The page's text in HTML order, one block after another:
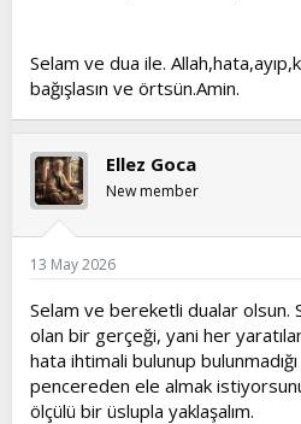
Selam ve dua ile.
bağışlasın ve örtsün.Amin.
Ellez Goca
New member
13 May 2026
Selam ve bereketli dualar olsun.
olan bir gerçeği, yani her
hata ihtimali bulunup
pencereden ele almak
ölçülü bir üslupla yaklaşalım.